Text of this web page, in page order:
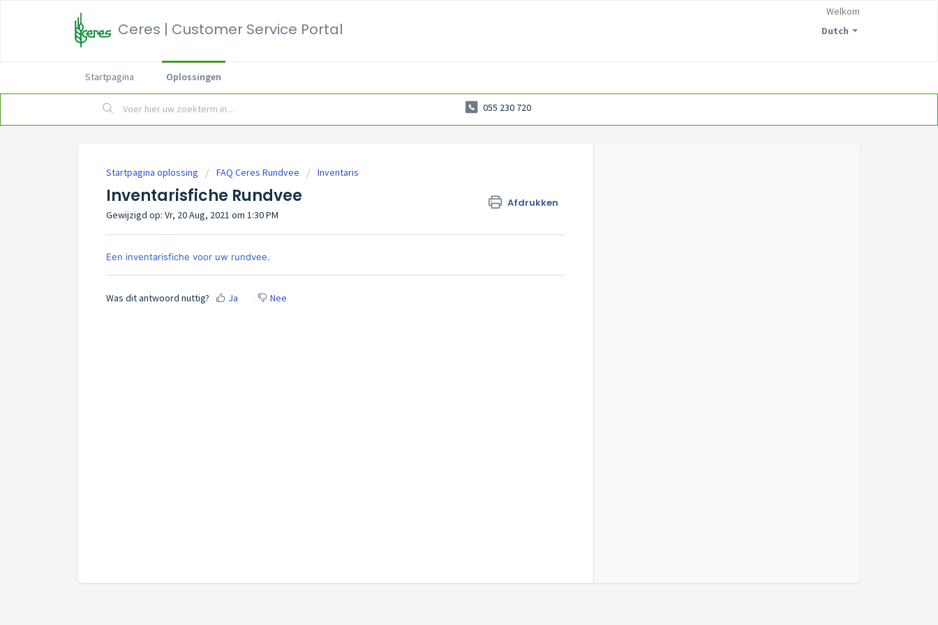
Ceres | Customer Service Portal Dutch
Welkom
Startpagina Oplossingen
055 230 720
Startpagina oplossing FAQ Ceres Rundvee Inventaris
Inventarisfiche Rundvee Afdrukken
Gewijzigd op: Vr, 20 Aug, 2021 om 1:30 PM
Een inventarisfiche voor uw rundvee.
Was dit antwoord nuttig? Ja Nee